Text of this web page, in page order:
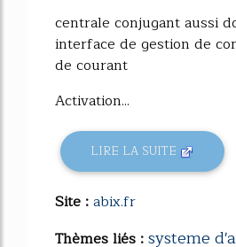
centrale conjugant aussi
interface de gestion de
de courant
Activation...
LIRE LA SUITE
Site :abix.fr
Thèmes liés :systeme